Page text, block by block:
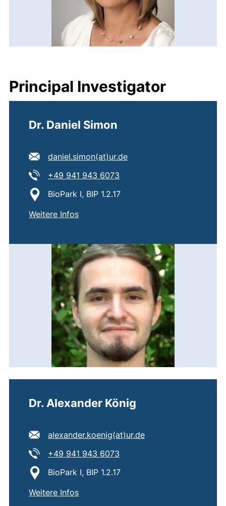
Principal Investigator
Dr. Daniel Simon
E-Mail Adresse:
daniel.simon​(at)​ur.de(öffnet Ihr E-Mail-
Tel:
+49 941 943 6073
Standort:
BioPark I, BIP 1.2.17
Weitere Infosvon
Dr. Daniel Simon
Dr. Alexander König
E-Mail Adresse:
alexander.koenig​(at)​ur.de(öffnet Ihr E-Mail-
Tel:
+49 941 943 6073
Standort:
BioPark I, BIP 1.2.17
Weitere Infosvon
Dr. Alexander König